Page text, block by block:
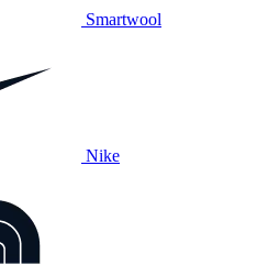
Smartwool
Nike